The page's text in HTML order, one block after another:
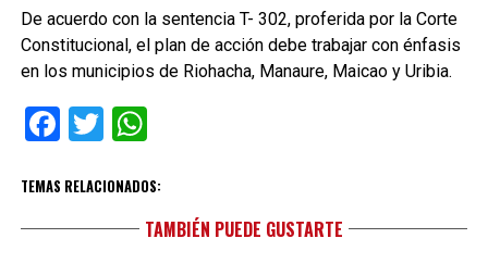
De acuerdo con la sentencia T- 302, proferida por la Corte
Constitucional, el plan de acción debe trabajar con énfasis
en los municipios de Riohacha, Manaure, Maicao y Uribia.
Facebook
TwitterWhatsApp
TEMAS RELACIONADOS:
TAMBIÉN PUEDE GUSTARTE